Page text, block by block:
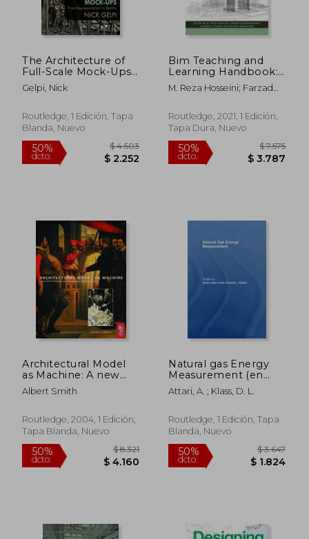
dcto. $ 1.754 dcto.
The Architecture of
Full-Scale Mock-Ups:
From Representation
to Reality (en Inglés)
Gelpi, Nick
Routledge, 1 Edición, Tapa
Blanda, Nuevo
dcto. $ 2.252
Bim Teaching and
Learning Handbook:
Implementation for
Students and
M. Reza Hosseini; Farzad
Aibinu; Sepehr Abrishami
Routledge, 2021, 1 Edición,
Tapa Dura, Nuevo
50%
dcto. $
Architectural Model
as Machine: A new
View of Models From
Antiquity to the
Inglés)
Albert Smith
Routledge, 2004, 1 Edición,
Tapa Blanda, Nuevo
Natural gas Energy
Measurement (en
Inglés)
Attari, A. ; Klass, D. L.
Routledge, 1 Edición, Tapa
Blanda, Nuevo